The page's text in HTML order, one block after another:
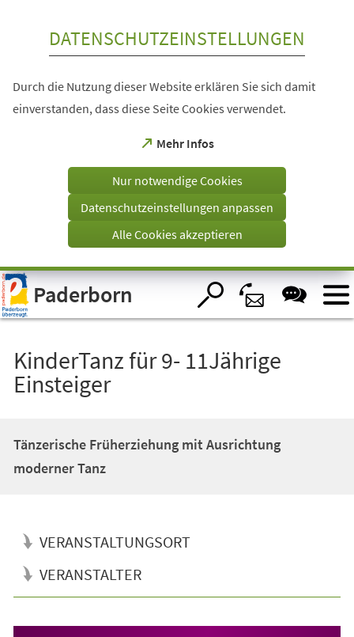
Visuelle
Assistenzsoftware
öffnen.
DATENSCHUTZEINSTELLUNGEN
Durch die Nutzung dieser Website erklären Sie sich damit
einverstanden, dass diese Seite Cookies verwendet.
Mehr Infos
(Öffnet
einem
Tab)
Nur notwendige Cookies
Datenschutzeinstellungen anpassen
Alle Cookies akzeptieren
Paderborn
KinderTanz für 9- 11Jährige
Einsteiger
Tänzerische Früherziehung mit Ausrichtung
moderner Tanz
VERANSTALTUNGSORT
VERANSTALTER